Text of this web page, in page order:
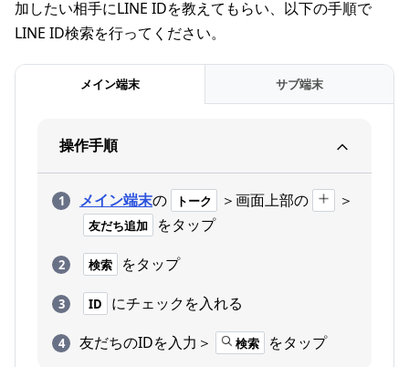
加したい相手にLINE IDを教えてもらい、以下の手順で
LINE ID検索を行ってください。
メイン端末 サブ端末
操作手順
メイン端末の トーク ＞画面上部の ＞
友だち追加 をタップ
検索 をタップ
ID
にチェックを入れる
友だちのIDを入力＞
検索 をタップ